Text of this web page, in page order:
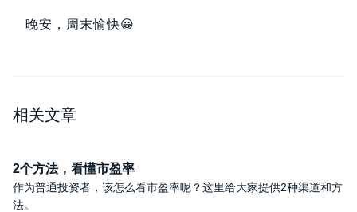
晚安，周末愉快😀
相关文章
2个方法，看懂市盈率
作为普通投资者，该怎么看市盈率呢？这里给大家提供2种渠道和方
法。